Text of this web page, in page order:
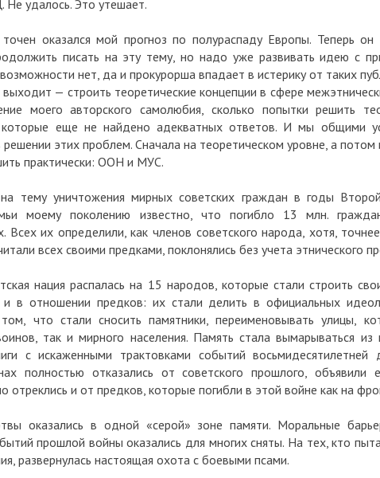
Не удалось. Это утешает.
оказался мой прогноз по полураспаду Европы. Теперь
писать на эту тему, но надо уже развивать идею с
нет, да и прокурорша впадает в истерику от таких
— строить теоретические концепции в сфере
моего авторского самолюбия, сколько попытки решить
еще не найдено адекватных ответов. И мы общими
решении этих проблем. Сначала на теоретическом уровне, а
практически: ООН и МУС.
тему уничтожения мирных советских граждан в годы
моему поколению известно, что погибло 13 млн.
Всех их определили, как членов советского народа, хотя,
всех своими предками, поклонялись без учета этнического
нация распалась на 15 народов, которые стали строить
в отношении предков: их стали делить в официальных
что стали сносить памятники, переименовывать улицы,
так и мирного населения. Память стала вымарываться из
с искаженными трактовками событий восьмидесятилетней
полностью отказались от советского прошлого, объявили
отреклись и от предков, которые погибли в этой войне как на
оказались в одной «серой» зоне памяти. Моральные
прошлой войны оказались для многих сняты. На тех, кто
развернулась настоящая охота с боевыми псами.